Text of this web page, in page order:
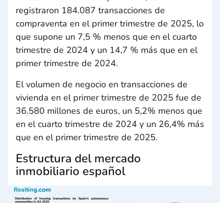
registraron 184.087 transacciones de
compraventa en el primer trimestre de 2025, lo
que supone un 7,5 % menos que en el cuarto
trimestre de 2024 y un 14,7 % más que en el
primer trimestre de 2024.
El volumen de negocio en transacciones de
vivienda en el primer trimestre de 2025 fue de
36.580 millones de euros, un 5,2% menos que
en el cuarto trimestre de 2024 y un 26,4% más
que en el primer trimestre de 2025.
Estructura del mercado
inmobiliario español